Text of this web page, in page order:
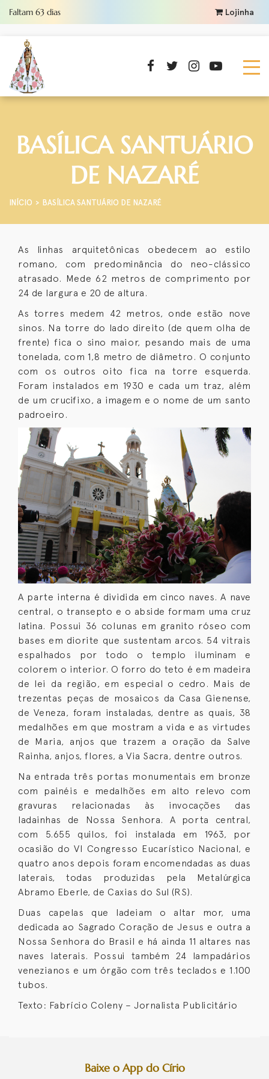
Faltam 63 dias Lojinha
BASÍLICA SANTUÁRIO
DE NAZARÉ
INÍCIO BASÍLICA SANTUÁRIO DE NAZARÉ
As linhas arquitetônicas obedecem ao estilo
romano, com predominância do neo-clássico
atrasado. Mede 62 metros de comprimento por
24 de largura e 20 de altura.
As torres medem 42 metros, onde estão nove
sinos. Na torre do lado direito (de quem olha de
frente) fica o sino maior, pesando mais de uma
tonelada, com 1,8 metro de diâmetro. O conjunto
com os outros oito fica na torre esquerda.
Foram instalados em 1930 e cada um traz, além
de um crucifixo, a imagem e o nome de um santo
padroeiro.
A parte interna é dividida em cinco naves. A nave
central, o transepto e o abside formam uma cruz
latina. Possui 36 colunas em granito róseo com
bases em diorite que sustentam arcos. 54 vitrais
espalhados por todo o templo iluminam e
colorem o interior. O forro do teto é em madeira
de lei da região, em especial o cedro. Mais de
trezentas peças de mosaicos da Casa Gienense,
de Veneza, foram instaladas, dentre as quais, 38
medalhões em que mostram a vida e as virtudes
de Maria, anjos que trazem a oração da Salve
Rainha, anjos, flores, a Via Sacra, dentre outros.
Na entrada três portas monumentais em bronze
com painéis e medalhões em alto relevo com
gravuras relacionadas às invocações das
ladainhas de Nossa Senhora. A porta central,
com 5.655 quilos, foi instalada em 1963, por
ocasião do VI Congresso Eucarístico Nacional, e
quatro anos depois foram encomendadas as duas
laterais, todas produzidas pela Metalúrgica
Abramo Eberle, de Caxias do Sul (RS).
Duas capelas que ladeiam o altar mor, uma
dedicada ao Sagrado Coração de Jesus e outra a
Nossa Senhora do Brasil e há ainda 11 altares nas
naves laterais. Possui também 24 lampadários
venezianos e um órgão com três teclados e 1.100
tubos.
Texto: Fabrício Coleny – Jornalista Publicitário
Baixe o App do Círio